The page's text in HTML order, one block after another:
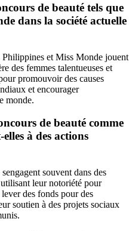
de beauté tels que
dans la société actuelle
et Miss Monde jouent
des femmes talentueuses et
promouvoir des causes
et encourager
monde.
de beauté comme
à des actions
souvent dans des
leur notoriété pour
des fonds pour des
soutien à des projets sociaux